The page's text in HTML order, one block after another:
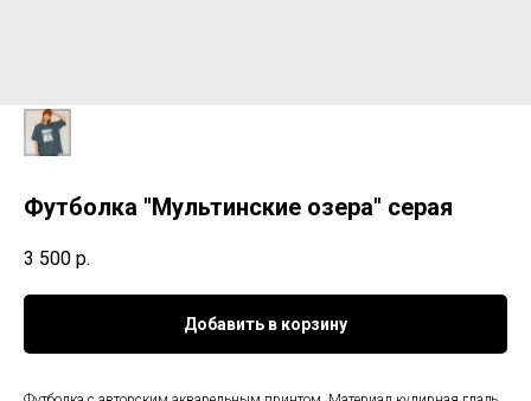
Футболка "Мультинские озера" серая
3 500 р.
Добавить в корзину